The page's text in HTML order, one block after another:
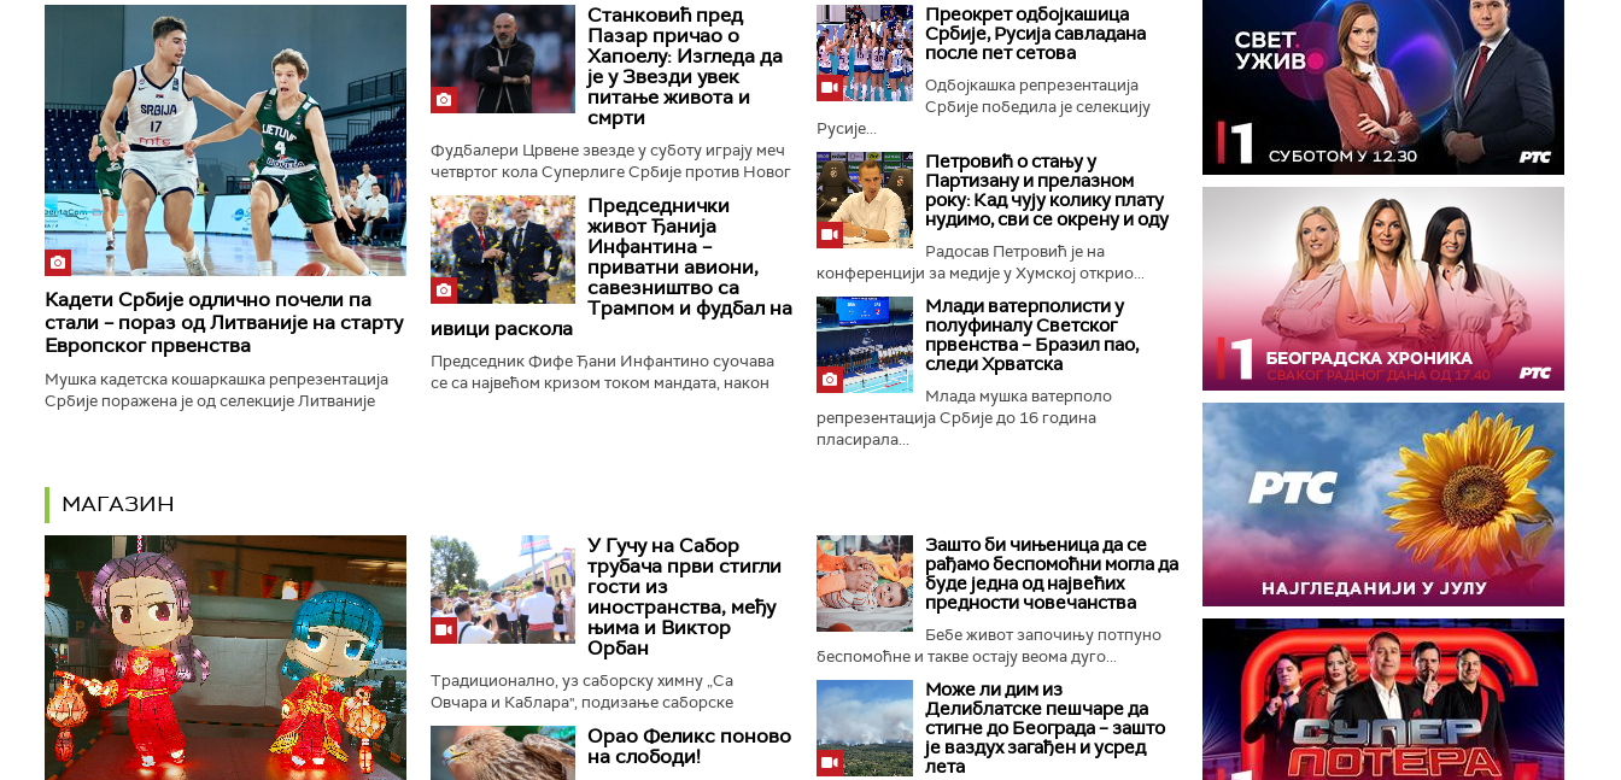
Кадети Србије одлично почели па
стали – пораз од Литваније на старту
Европског првенства
Мушка кадетска кошаркашка репрезентација
Србије поражена је од селекције Литваније
Станковић пред
Пазар причао о
Хапоелу: Изгледа да
је у Звезди увек
питање живота и
смрти
Фудбалери Црвене звезде у суботу играју меч
четвртог кола Суперлиге Србије против Новог
Пазара, а тренер Дејан Станковић истакао је да
прижељкује да ће...
Председнички
живот Ђанија
Инфантина –
приватни авиони,
савезништво са
Трампом и фудбал на
ивици раскола
Председник Фифе Ђани Инфантино суочава
се са највећом кризом током мандата, након
Преокрет одбојкашица
Србије, Русија савладана
после пет сетова
Одбојкашка репрезентација
Србије победила је селекцију
Русије...
Петровић о стању у
Партизану и прелазном
року: Кад чују колику плату
нудимо, сви се окрену и оду
Радосав Петровић је на
конференцији за медије у Хумској открио...
Mлади ватерполисти у
полуфиналу Светског
првенства – Бразил пао,
следи Хрватска
Млада мушка ватерполо
репрезентација Србије до 16 година
пласирала...
МАГАЗИН
У Гучу на Сабор
трубача први стигли
гости из
иностранства, међу
њима и Виктор
Орбан
Традиционално, уз саборску химну „Са
Овчара и Каблара", подизање саборске
заставе и пуцање прангија крај Споменика
трубачу, у Гучи је отворен 65. Драгачевски...
Орао Феликс поново
на слободи!
Зашто би чињеница да се
рађамо беспомоћни могла да
буде једна од највећих
предности човечанства
Бебе живот започињу потпуно
беспомоћне и такве остају веома дуго...
Може ли дим из
Делиблатске пешчаре да
стигне до Београда – зашто
је ваздух загађен и усред
лета